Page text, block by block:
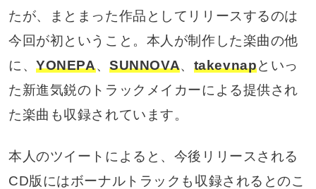
たが、まとまった作品としてリリースするのは
今回が初ということ。本人が制作した楽曲の他
に、YONEPA、SUNNOVA、 takevnapといっ
た新進気鋭のトラックメイカーによる提供され
た楽曲も収録されています。
本人のツイートによると、今後リリースされる
CD版にはボーナルトラックも収録されるとのこ